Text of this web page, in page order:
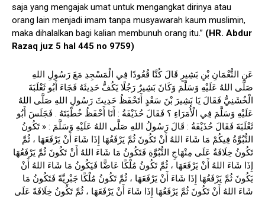
saja yang mengajak umat untuk mengangkat dirinya atau
orang lain menjadi imam tanpa musyawarah kaum muslimin,
maka dihalalkan bagi kalian membunuh orang itu.” (HR. Abdur
Razaq juz 5 hal 445 no 9759)
عَنِ النُّعْمَانِ بْنِ بَشِيرٍ قَالَ كُنَّا قُعُودًا فِي الْمَسْجِدِ مَعَ رَسُولِ اللهِ
صَلَّى اللهُ عَلَيْهِ وَسَلَّمَ وَكَانَ بَشِيرٌ رَجُلًا يَكُفُّ حَدِيثَهُ فَجَاءَ أَبُو ثَعْلَبَةَ
الْخُشَنِيُّ فَقَالَ يَا بَشِيرَ بْنَ سَعْدٍ أَتَحْفَظُ حَدِيثَ رَسُولِ اللهِ صَلَّى اللهُ
عَلَيْهِ وَسَلَّمَ فِي الْأُمَرَاءِ ؟ فَقَالَ حُذَيْفَةُ : أَنَا أَحْفَظُ خُطْبَتَهُ . فَجَلَسَ أَبُو
ثَعْلَبَةَ فَقَالَ حُذَيْفَةُ : قَالَ رَسُولُ اللهِ صَلَّى اللهُ عَلَيْهِ وَسَلَّمَ : « تَكُونُ
النُّبُوَّةُ فِيكُمْ مَا شَاءَ اللهُ أَنْ تَكُونَ ثُمَّ يَرْفَعُهَا إِذَا شَاءَ أَنْ يَرْفَعَهَا ، ثُمَّ
تَكُونُ خِلَافَةٌ عَلَى مِنْهَاجِ النُّبُوَّةِ فَتَكُونُ مَا شَاءَ اللهُ أَنْ تَكُونَ ثُمَّ يَرْفَعُهَا
إِذَا شَاءَ اللهُ أَنْ يَرْفَعَهَا ، ثُمَّ تَكُونُ مُلْكًا عَاضًّا فَيَكُونُ مَا شَاءَ اللهُ أَنْ
يَكُونَ ثُمَّ يَرْفَعُهَا إِذَا شَاءَ أَنْ يَرْفَعَهَا ، ثُمَّ تَكُونُ مُلْكًا جَبْرِيَّةً فَتَكُونُ مَا
شَاءَ اللهُ أَنْ تَكُونَ ثُمَّ يَرْفَعُهَا إِذَا شَاءَ أَنْ يَرْفَعَهَا ، ثُمَّ تَكُونُ خِلَافَةً عَلَى